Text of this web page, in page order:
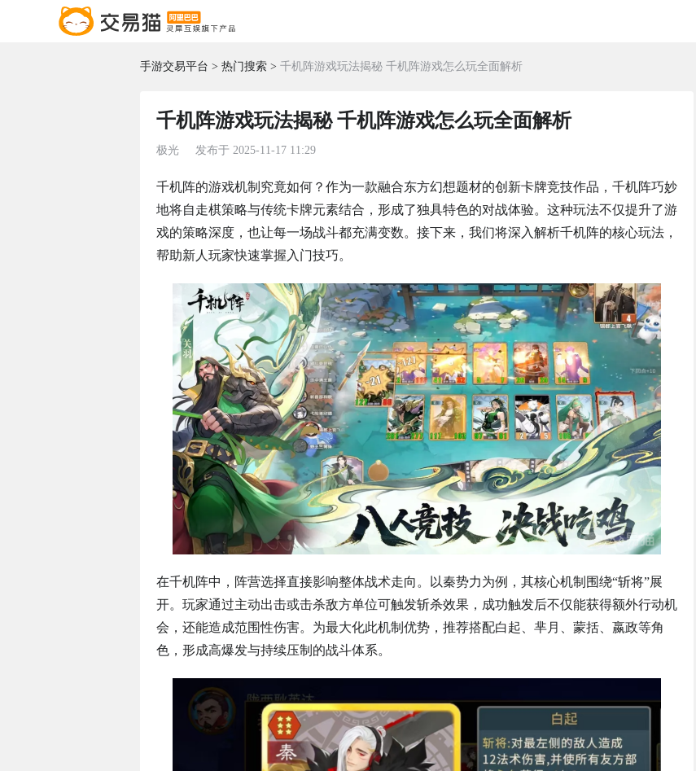
手游交易平台 热门搜索 千机阵游戏玩法揭秘 千机阵游戏怎么玩全面解析
千机阵游戏玩法揭秘 千机阵游戏怎么玩全面解析
极光 发布于 2025-11-17 11:29
千机阵的游戏机制究竟如何？作为一款融合东方幻想题材的创新卡牌竞技作品，千机阵巧妙
地将自走棋策略与传统卡牌元素结合，形成了独具特色的对战体验。这种玩法不仅提升了游
戏的策略深度，也让每一场战斗都充满变数。接下来，我们将深入解析千机阵的核心玩法，
帮助新人玩家快速掌握入门技巧。
在千机阵中，阵营选择直接影响整体战术走向。以秦势力为例，其核心机制围绕“斩将”展
开。玩家通过主动出击或击杀敌方单位可触发斩杀效果，成功触发后不仅能获得额外行动机
会，还能造成范围性伤害。为最大化此机制优势，推荐搭配白起、芈月、蒙括、嬴政等角
色，形成高爆发与持续压制的战斗体系。